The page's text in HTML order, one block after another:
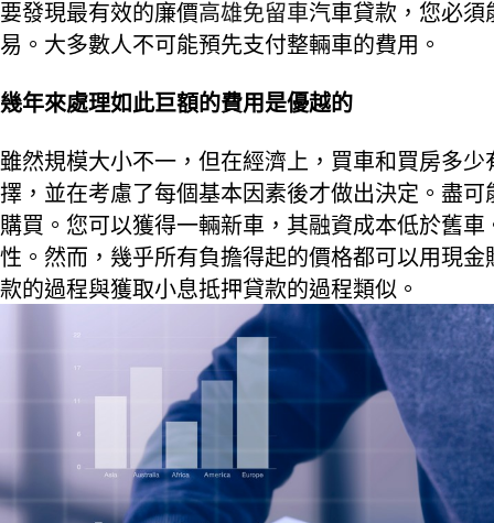
要發現最有效的廉價高雄免留車汽車貸款，您必
易。大多數人不可能預先支付整輛車的費用。
幾年來處理如此巨額的費用是優越的
雖然規模大小不一，但在經濟上，買車和買房多
擇，並在考慮了每個基本因素後才做出決定。盡
購買。您可以獲得一輛新車，其融資成本低於舊
性。然而，幾乎所有負擔得起的價格都可以用現
款的過程與獲取小息抵押貸款的過程類似。